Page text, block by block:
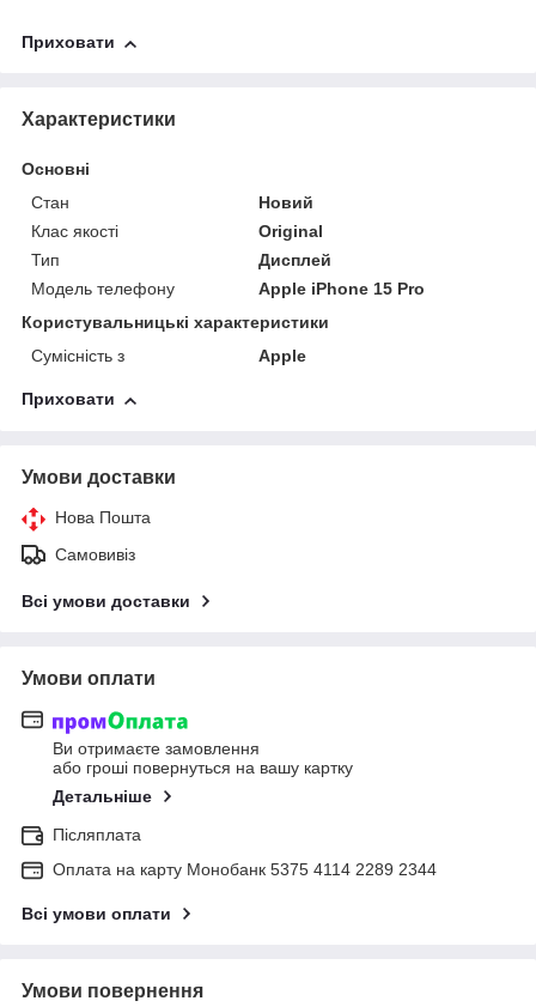
Приховати
Характеристики
Основні
Стан
Новий
Клас якості
Original
Тип
Дисплей
Модель телефону
Apple iPhone 15 Pro
Користувальницькі характеристики
Сумісність з
Apple
Приховати
Умови доставки
Нова Пошта
Самовивіз
Всі умови доставки
Умови оплати
Ви отримаєте замовлення
або гроші повернуться на вашу картку
Детальніше
Післяплата
Оплата на карту Монобанк 5375 4114 2289 2344
Всі умови оплати
Умови повернення